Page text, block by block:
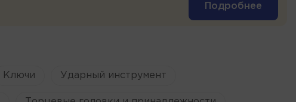
Подробнее
Ключи Ударный инструмент